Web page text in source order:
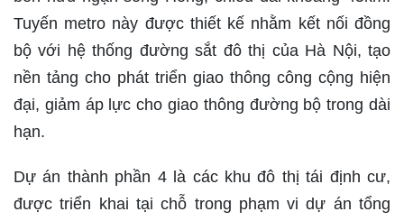
Tuyến metro này được thiết kế nhằm kết nối đồng
bộ với hệ thống đường sắt đô thị của Hà Nội, tạo
nền tảng cho phát triển giao thông công cộng hiện
đại, giảm áp lực cho giao thông đường bộ trong dài
hạn.
Dự án thành phần 4 là các khu đô thị tái định cư,
được triển khai tại chỗ trong phạm vi dự án tổng